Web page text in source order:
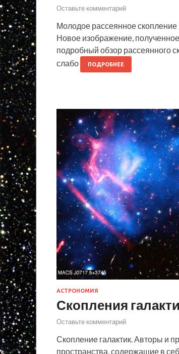
Оставьте комментарий
Молодое рассеянное
Новое изображение,
подробный обзор рассеянного
слабо
ПОДРОБНЕЕ
АСТРОНОМИЯ
Скопления
Оставьте комментарий
Скопление галактик. Авторы и
пространства, содержащие в